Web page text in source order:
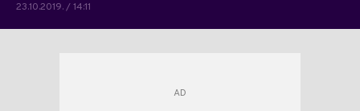
23.10.2019. / 14:11